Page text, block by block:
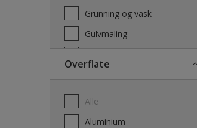
Grunning og vask
Gulvmaling
Overflate
Alle
Aluminium